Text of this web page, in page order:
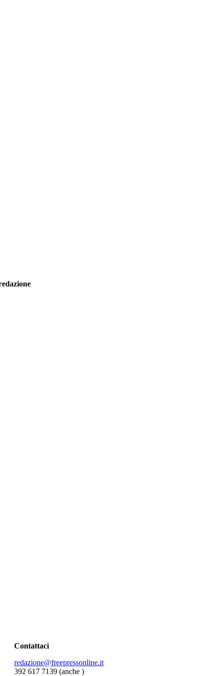
Contattaci
redazione@freepressonline.it
392 617 7139 (anche )